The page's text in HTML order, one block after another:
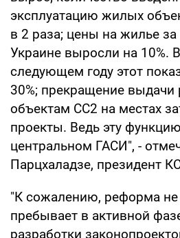
эксплуатацию жилых
в 2 раза; цены на жилье за
Украине выросли на 10%.
следующем году этот
30%; прекращение выдачи
объектам СС2 на местах
проекты. Ведь эту
центральном ГАСИ", -
Парцхаладзе, президент
"К сожалению, реформа не
пребывает в активной
разработки